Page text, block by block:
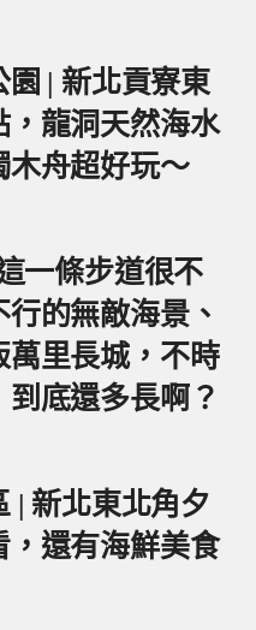
| 新北貢寮東
，龍洞天然海水
木舟超好玩～
一條步道很不
的無敵海景、
萬里長城，不時
底還多長啊？
| 新北東北角夕
，還有海鮮美食